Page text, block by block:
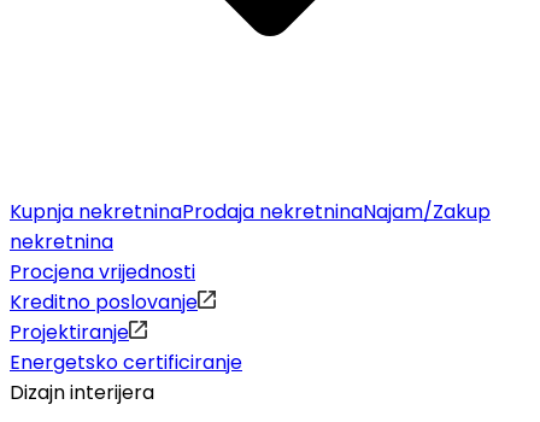
Kupnja nekretninaProdaja nekretninaNajam/Zakup
nekretnina
Procjena vrijednosti
Kreditno poslovanje
Projektiranje
Energetsko certificiranje
Dizajn interijera